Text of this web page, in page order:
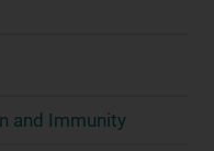
and Immunity